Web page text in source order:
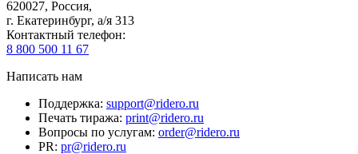
620027, Россия,
г. Екатеринбург, а/я 313
Контактный телефон:
8 800 500 11 67
Написать нам
Поддержка: support@ridero.ru
Печать тиража: print@ridero.ru
Вопросы по услугам: order@ridero.ru
PR: pr@ridero.ru